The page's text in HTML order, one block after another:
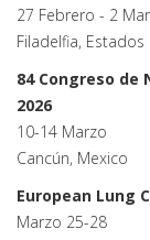
27 Febrero - 2
Filadelfia, Estados
84 Congreso de
2026
10-14 Marzo
Cancún, Mexico
European Lung
Marzo 25-28